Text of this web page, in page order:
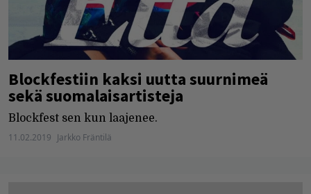
Blockfestiin kaksi uutta suurnimeä
sekä suomalaisartisteja
Blockfest sen kun laajenee.
11.02.2019 Jarkko Fräntilä